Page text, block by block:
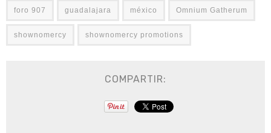
foro 907 guadalajara méxico Omnium Gatherum
shownomercy shownomercy promotions
COMPARTIR: